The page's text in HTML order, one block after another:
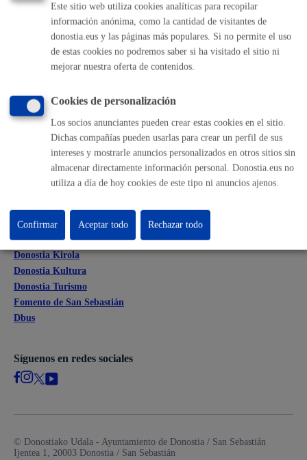
(+34) 943 481 000
Buzón de la ciudadanía
Informar de un error en la web
Ofertas de empleo
Perfil del contratante
Sede electrónica
Mapas - GeoDonostia
Otras páginas web corporativas
Donostia Kirola
Donostia Kultura
Donostia Turismo
Fomento de San Sebastián
Dbus
Síguenos en redes sociales
© Donostiako Udala - Ayuntamiento de Donostia / San Sebastián
Ijentea 1, 20003 Donostia / San Sebastián
Este sitio web utiliza cookies analíticas para recopilar
información anónima, como la cantidad de visitantes de
donostia.eus y las páginas más populares. Si no permite el uso
de estas cookies no podremos saber si ha visitado el sitio ni
mejorar nuestra oferta de contenidos.
Cookies de personalización
Los socios anunciantes pueden crear estas cookies en el sitio.
Dichas compañías pueden usarlas para crear un perfil de sus
intereses y mostrarle anuncios personalizados en otros sitios sin
almacenar directamente información personal. Donostia.eus no
utiliza a día de hoy cookies de este tipo ni anuncios ajenos.
Rechazar todo
Confirmar Aceptar todo